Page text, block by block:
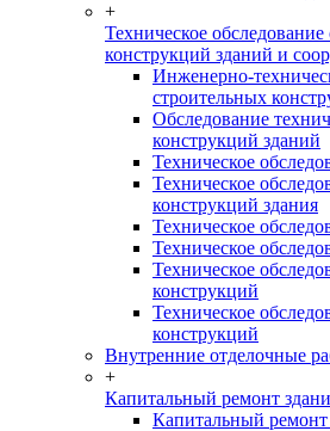
+
Техническое
конструкций зданий и
Инженерно-
строительных
Обследование
конструкций зданий
Техническое
Техническое
конструкций здания
Техническое
Техническое
Техническое
конструкций
Техническое
конструкций
Внутренние отделочные
+
Капитальный ремонт
Капитальный ремонт